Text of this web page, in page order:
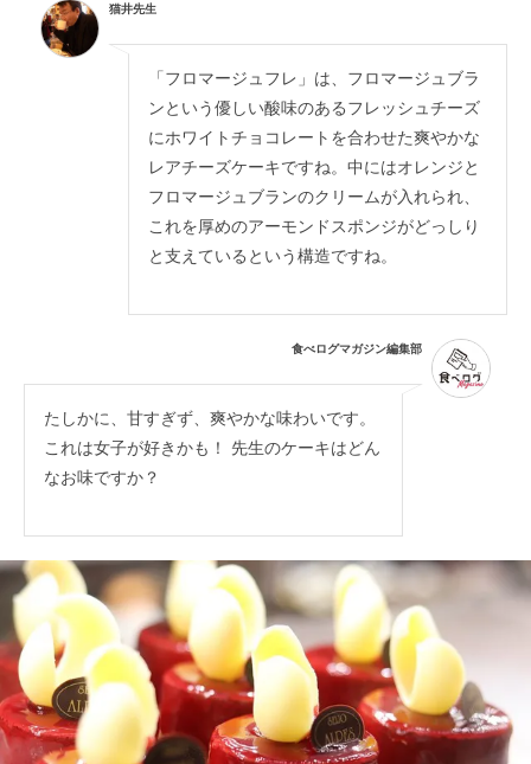
猫井先生
「フロマージュフレ」は、フロマージュブラ
ンという優しい酸味のあるフレッシュチーズ
にホワイトチョコレートを合わせた爽やかな
レアチーズケーキですね。中にはオレンジと
フロマージュブランのクリームが入れられ、
これを厚めのアーモンドスポンジがどっしり
と支えているという構造ですね。
食べログマガジン編集部
たしかに、甘すぎず、爽やかな味わいです。
これは女子が好きかも！ 先生のケーキはどん
なお味ですか？